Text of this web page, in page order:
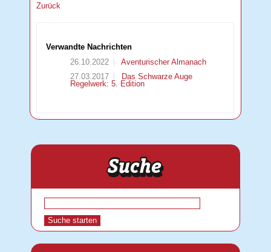
Zurück
Verwandte Nachrichten
26.10.2022
Aventurischer Almanach
27.03.2017
Das Schwarze Auge
Regelwerk: 5. Edition